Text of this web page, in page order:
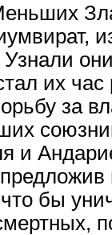
их
за
и
что бы